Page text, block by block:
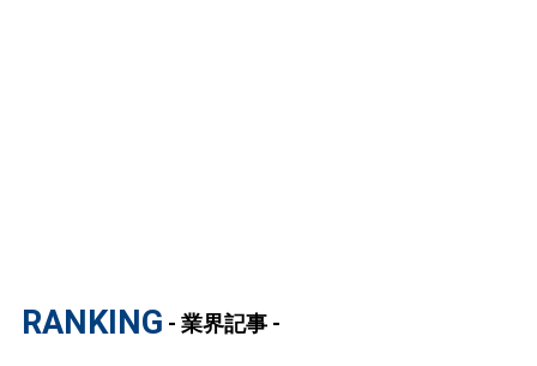
RANKING - 業界記事 -